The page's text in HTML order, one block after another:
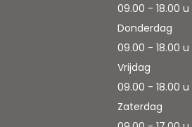
09.00 - 18.00 u
Donderdag
09.00 - 18.00 u
Vrijdag
09.00 - 18.00 u
Zaterdag